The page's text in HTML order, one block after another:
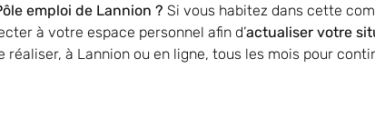
emploi de Lannion ? Si vous habitez dans cette
à votre espace personnel afin d’actualiser votre
à Lannion ou en ligne, tous les mois pour